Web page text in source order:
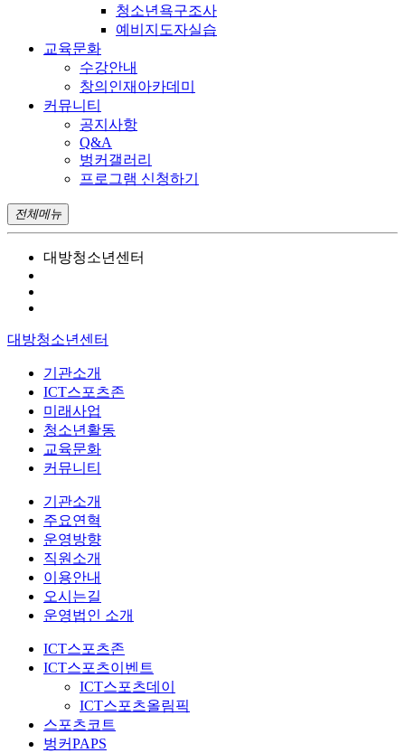
청소년욕구조사
예비지도자실습
교육문화
수강안내
창의인재아카데미
커뮤니티
공지사항
Q&A
벙커갤러리
프로그램 신청하기
전체메뉴
대방청소년센터
대방청소년센터
기관소개
ICT스포츠존
미래사업
청소년활동
교육문화
커뮤니티
기관소개
주요연혁
운영방향
직원소개
이용안내
오시는길
운영법인 소개
ICT스포츠존
ICT스포츠이벤트
ICT스포츠데이
ICT스포츠올림픽
스포츠코트
벙커PAPS